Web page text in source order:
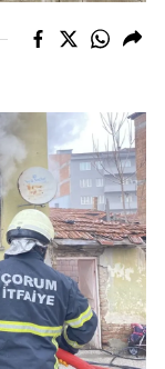
Samsun
Sinop
Sivas
Tekirdağ
Tokat
Trabzon
Tunceli